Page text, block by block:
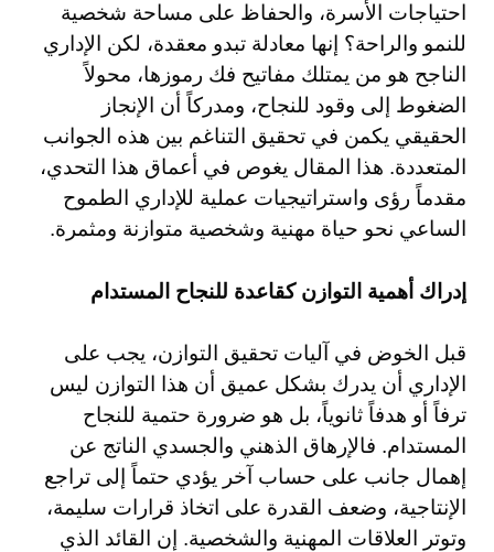
احتياجات الأسرة، والحفاظ على مساحة شخصية
للنمو والراحة؟ إنها معادلة تبدو معقدة، لكن الإداري
الناجح هو من يمتلك مفاتيح فك رموزها، محولاً
الضغوط إلى وقود للنجاح، ومدركاً أن الإنجاز
الحقيقي يكمن في تحقيق التناغم بين هذه الجوانب
المتعددة. هذا المقال يغوص في أعماق هذا التحدي،
مقدماً رؤى واستراتيجيات عملية للإداري الطموح
الساعي نحو حياة مهنية وشخصية متوازنة ومثمرة.
إدراك أهمية التوازن كقاعدة للنجاح المستدام
قبل الخوض في آليات تحقيق التوازن، يجب على
الإداري أن يدرك بشكل عميق أن هذا التوازن ليس
ترفاً أو هدفاً ثانوياً، بل هو ضرورة حتمية للنجاح
المستدام. فالإرهاق الذهني والجسدي الناتج عن
إهمال جانب على حساب آخر يؤدي حتماً إلى تراجع
الإنتاجية، وضعف القدرة على اتخاذ قرارات سليمة،
وتوتر العلاقات المهنية والشخصية. إن القائد الذي